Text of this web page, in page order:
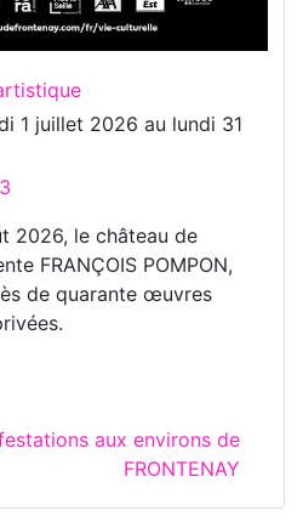
1 juillet 2026 au lundi 31
2026, le château de
FRANÇOIS POMPON,
de quarante œuvres
aux environs de
FRONTENAY